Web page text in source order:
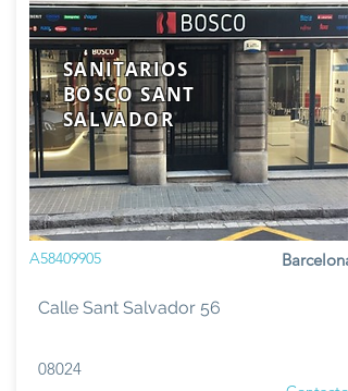
SANITARIOS
BOSCO SANT
SALVADOR
A58409905 Barcelona
Calle Sant Salvador 56
08024